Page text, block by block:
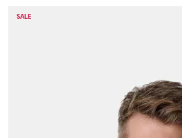
SALE